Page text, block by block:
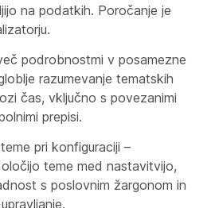
na podatkih. Poročanje je
podrobnostmi v posamezne
razumevanje tematskih
čas, vključno s povezanimi
prepisi.
pri konfiguraciji –
teme med nastavitvijo,
s poslovnim žargonom in